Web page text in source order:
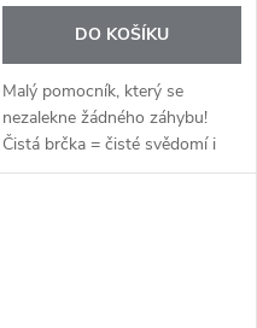
DO KOŠÍKU
Malý pomocník, který se
nezalekne žádného záhybu!
Čistá brčka = čisté svědomí i
lepší chuť!